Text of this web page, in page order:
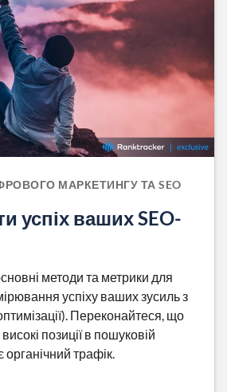
МАРКЕТИНГУ ТА SEO
успіх ваших SEO-
методи та метрики для
успіху ваших зусиль з
Переконайтеся, що
позиції в пошуковій
органічний трафік.